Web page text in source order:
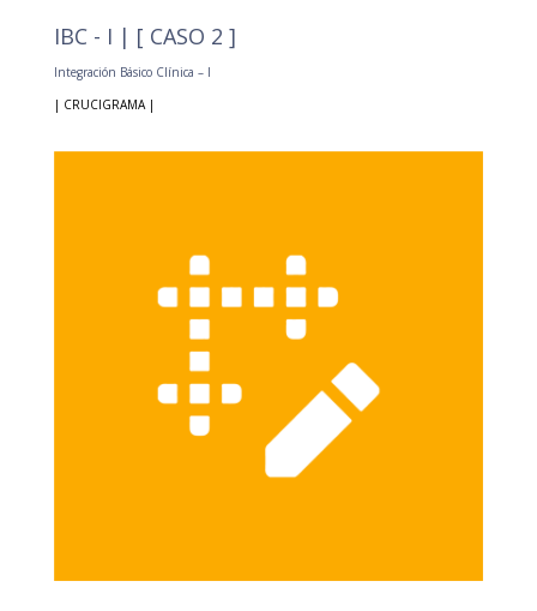
IBC - I | [ CASO 2 ]
Integración Básico Clínica – I
| CRUCIGRAMA |